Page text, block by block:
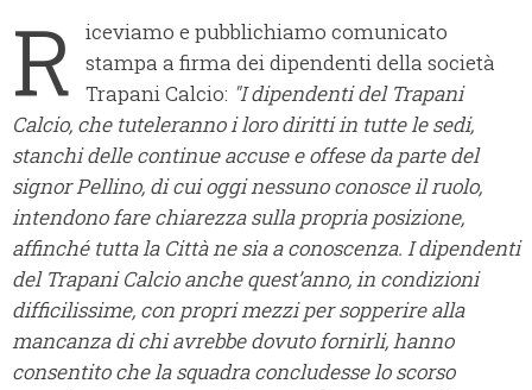
R
iceviamo e pubblichiamo comunicato
stampa a firma dei dipendenti della società
Trapani Calcio: "I dipendenti del Trapani
Calcio, che tuteleranno i loro diritti in tutte le sedi,
stanchi delle continue accuse e offese da parte del
signor Pellino, di cui oggi nessuno conosce il ruolo,
intendono fare chiarezza sulla propria posizione,
affinché tutta la Città ne sia a conoscenza. I dipendenti
del Trapani Calcio anche quest’anno, in condizioni
difficilissime, con propri mezzi per sopperire alla
mancanza di chi avrebbe dovuto fornirli, hanno
consentito che la squadra concludesse lo scorso